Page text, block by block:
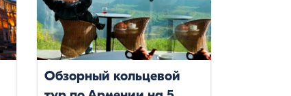
Обзорный кольцевой